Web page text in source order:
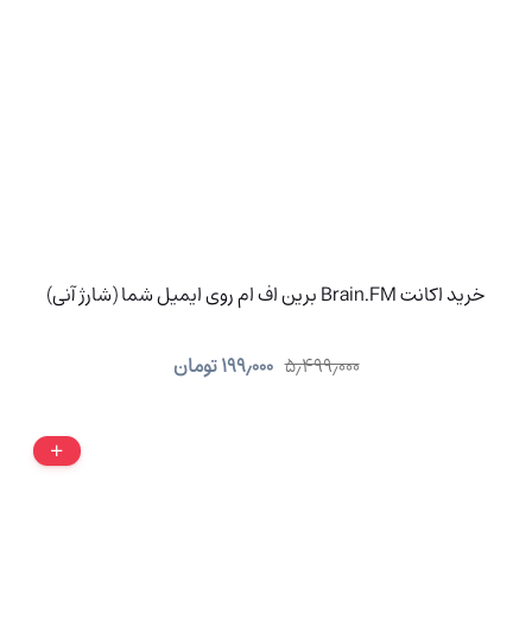
خرید اکانت Brain.FM برین اف ام روی ایمیل شما (شارژ آنی)
۵٫۴۹۹٫۰۰۰ ۱۹۹٫۰۰۰تومان